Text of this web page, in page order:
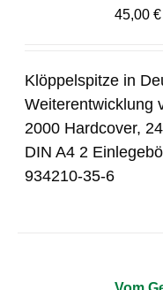
45,00€
Klöppelspitze in
Weiterentwicklung
2000 Hardcover,
DIN A4 2
934210-35-6